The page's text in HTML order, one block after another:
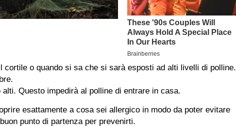
cortile o quando si sa che si sarà esposti ad alti livelli di polline.
Questo impedirà al polline di entrare in casa.
esattamente a cosa sei allergico in modo da poter evitare
punto di partenza per prevenirti.